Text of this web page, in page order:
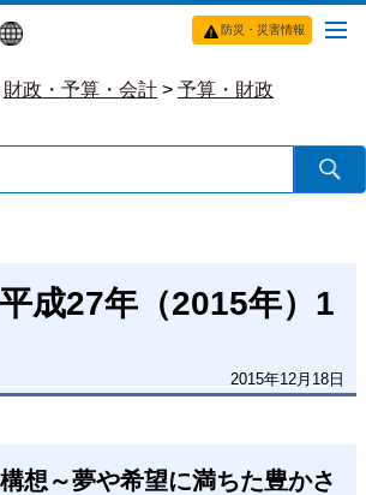
防災・災害情報
財政・予算・会計 > 予算・財政
成27年（2015年）1
2015年12月18日
構想～夢や希望に満ちた豊かさ